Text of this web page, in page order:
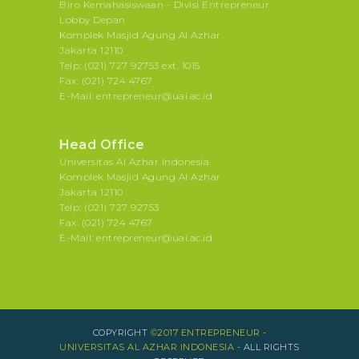
Biro Kemahasiswaan - Divisi Entrepreneur
Lobby Depan
Komplek Masjid Agung Al Azhar
Jakarta 12110
Telp: (021) 727 92753 ext. 1015
Fax: (021) 724 4767
E-Mail: entrepreneur@uai.ac.id
Head Office
Universitas Al Azhar Indonesia
Komplek Masjid Agung Al Azhar
Jakarta 12110
Telp: (021) 727 92753
Fax: (021) 724 4767
E-Mail: entrepreneur@uai.ac.id
COPYRIGHT ©2017 ENTREPRENEUR -
UNIVERSITAS AL AZHAR INDONESIA - ALL RIGHTS